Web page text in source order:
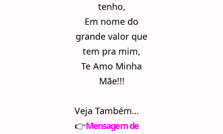
tenho,
Em nome do
grande valor que
tem pra mim,
Te Amo Minha
Mãe!!!
Veja Também…
👉Mensagem de